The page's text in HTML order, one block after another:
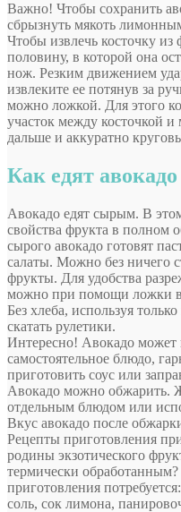
Важно! Чтобы сохранить
сбрызнуть мякоть
Чтобы извлечь косточку
половину, в которой она
нож. Резким движением
извлеките ее потянув за
можно ложкой. Для этого
участок между косточкой
дальше и аккуратно
Как едят авокадо
Авокадо едят сырым. В
свойства фрукта в полном
сырого авокадо готовят
салаты. Можно без ничего
фрукты. Для удобства
можно при помощи ложки
Без хлеба, используя
скатать рулетики.
Интересно! Авокадо может
самостоятельное блюдо,
приготовить соус или
Авокадо можно обжарить.
отдельным блюдом или
Вкус авокадо после
Рецепты приготовления
родины экзотического
термически обработанным?
приготовления
соль, сок лимона,